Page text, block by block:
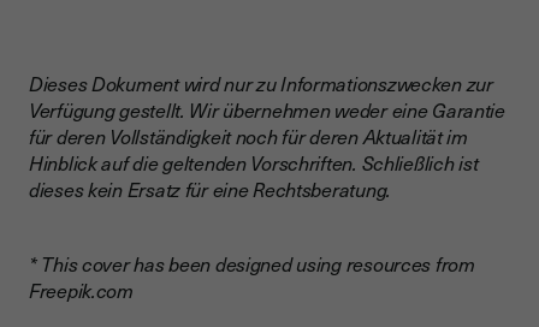
Dieses Dokument wird nur zu Informationszwecken zur
Verfügung gestellt. Wir übernehmen weder eine Garantie
für deren Vollständigkeit noch für deren Aktualität im
Hinblick auf die geltenden Vorschriften. Schließlich ist
dieses kein Ersatz für eine Rechtsberatung.
* This cover has been designed using resources from
Freepik.com